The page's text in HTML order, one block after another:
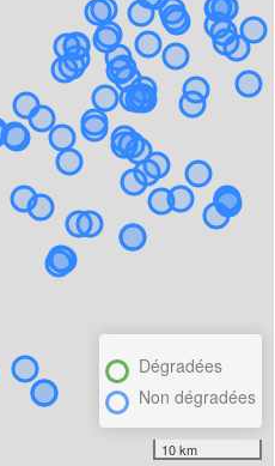
Dégradées
Non dégradées
10 km